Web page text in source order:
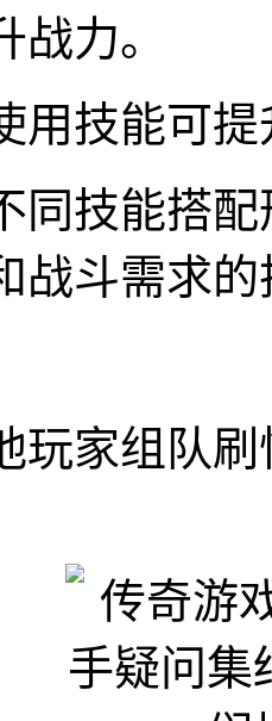
力。
用技能可
同技能搭
战斗需求
玩家组队